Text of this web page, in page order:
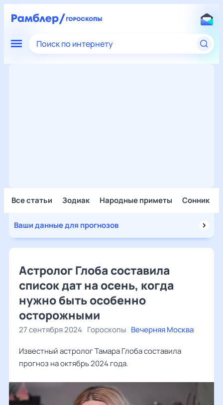
Поиск по интернету
Все статьи Зодиак Народные приметы Сонник
Ваши данные для прогнозов
Астролог Глоба составила
список дат на осень, когда
нужно быть особенно
осторожными
27 сентября 2024 Гороскопы Вечерняя Москва
Известный астролог Тамара Глоба составила
прогноз на октябрь 2024 года.